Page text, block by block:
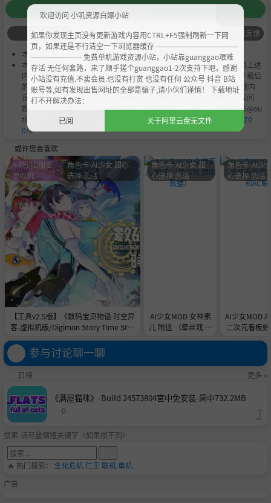
问题反馈
本作品是由
小叽资源会员Chobits's 搬运作品.
本站提供的资源转载自国内外各大媒体和网络，仅供试玩体验；不得将上述
内容用于商业或者非法用途，否则，一切后果请用户自负。您必须在下载后
的24个小时之内，从您的电脑中彻底删除上述内容。如果您喜欢该游戏内
容，请支持正版，购买注册，得到更好的正版服务。我们非常重视版权问
题，如有侵权请邮件与我们联系处理。敬请谅解！E-mail：acgbns666@ou
tlook.com，我们会在第一时间断开下载链接https://steamzg.com/870
0/。
或许您会喜欢
【工具v2.5版】《数码宝贝物语 时空异
客-虚拟机版/Digimon Story Time Stra
官中免安装-简中31.1GB
A-绕过D加密
虚拟机
角色卡-AI少女 甜心
选择 恋活
AI少女MOD 女神素
儿 附送 （牵丝戏 舞
角色卡-AI少女 甜
心选择 恋活
AI少女MOD A
二次元看板
角色卡-AI少
心选择 恋活
参与讨论聊一聊
日榜 更多 »
《满屋猫咪》-Build 24573804官中免安装-简中732.2MB
0
搜索-请尽量缩短关键字（如果搜不到）
🔥 热门搜索： 生化危机仁王 联机单机
广告
欢迎访问 小叽资源白嫖小站
如果你发现主页没有更新游戏内容用CTRL+F5强制刷新一下网
页，如果还是不行清空一下浏览器缓存 ----------------------------------
--------------------- 免费单机游戏资源小站，小站靠guanggao艰难
存活 无任何套路，来了顺手搓个guanggao1-2次支持下吧，感谢
小站没有充值.不卖会员.也没有打赏 也没有任何 公众号 抖音 B站
账号等,如有发现出售网址的全部是骗子,请小伙们谨慎！ 下载地址
打不开解决办法：
已阅
关于阿里云盘无文件